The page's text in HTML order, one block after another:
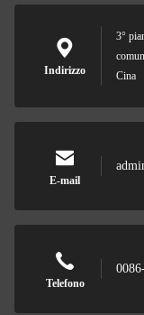
Indirizzo
3°
Cina
E-mail
Telefono